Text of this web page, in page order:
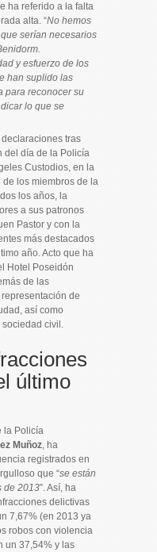
ha referido a la falta
alta. “No hemos
serían necesarios
y esfuerzo de los
han suplido las
para reconocer su
lo que se
tras
del día de la Policía
Custodios, en la
los miembros de la
los años, la
a sus patronos
Pastor y con la
más destacados
año. Acto que ha
Hotel Poseidón
de las
de
así como
civil.
último
la Policía
Muñoz, ha
registrados en
que “se están
de 2013”. Así, ha
delictivas
7,67% (en 2013 ya
robos con violencia
un 37,54% y las